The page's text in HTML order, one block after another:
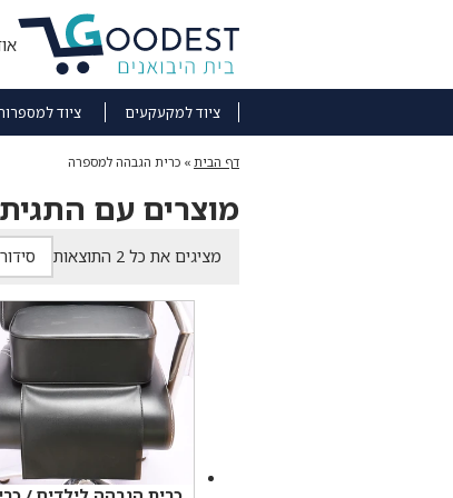
ציוד למקעקעים ציוד
דף הבית » כרית הגבהה למספרה
מוצרים עם
מציגים את כל ⁦2⁩ התוצאות